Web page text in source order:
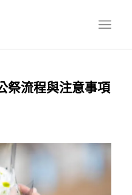
祭流程與注意事項